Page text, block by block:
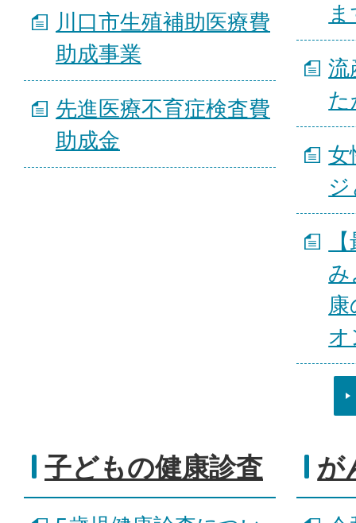
川口市生殖補助医療費
助成事業
先進医療不育症検査費
助成金
流
た
女
み
子どもの健康診査 が